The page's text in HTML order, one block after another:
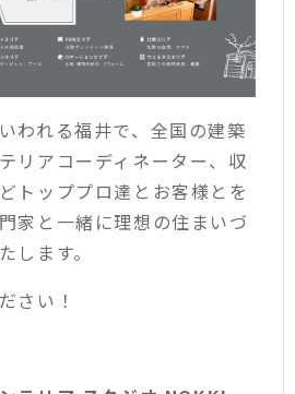
われる福井で、全国の建築
リアコーディネーター、収
トッププロ達とお客様とを
家と一緒に理想の住まいづ
します。
さい！